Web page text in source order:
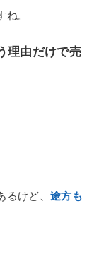
。
理由だけで売
けど、 途方も